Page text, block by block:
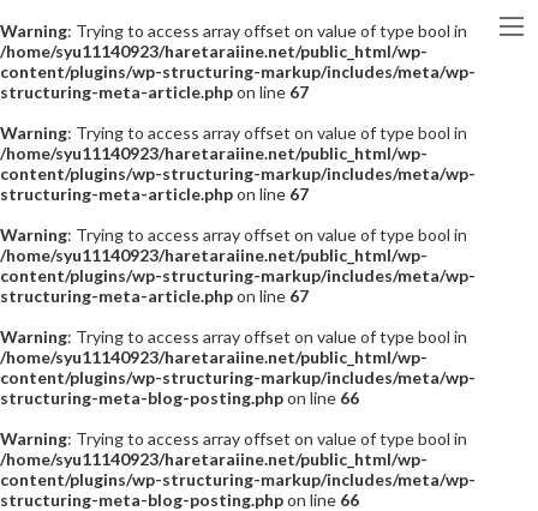
Warning: Trying to access array offset on value of type bool in
/home/syu11140923/haretaraiine.net/public_html/wp-
content/plugins/wp-structuring-markup/includes/meta/wp-
structuring-meta-article.phpon line 67
Warning: Trying to access array offset on value of type bool in
/home/syu11140923/haretaraiine.net/public_html/wp-
content/plugins/wp-structuring-markup/includes/meta/wp-
structuring-meta-article.phpon line 67
Warning: Trying to access array offset on value of type bool in
/home/syu11140923/haretaraiine.net/public_html/wp-
content/plugins/wp-structuring-markup/includes/meta/wp-
structuring-meta-article.phpon line 67
Warning: Trying to access array offset on value of type bool in
/home/syu11140923/haretaraiine.net/public_html/wp-
content/plugins/wp-structuring-markup/includes/meta/wp-
structuring-meta-blog-posting.phpon line 66
Warning: Trying to access array offset on value of type bool in
/home/syu11140923/haretaraiine.net/public_html/wp-
content/plugins/wp-structuring-markup/includes/meta/wp-
structuring-meta-blog-posting.phpon line 66